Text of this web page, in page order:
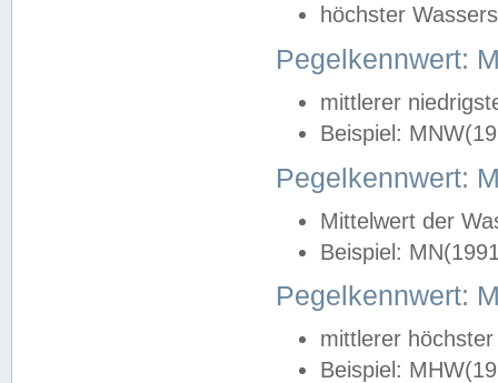
höchster
Pegelkennwert:
mittlerer
Beispiel:
Pegelkennwert:
Mittelwert der
Beispiel:
Pegelkennwert:
mittlerer
Beispiel: